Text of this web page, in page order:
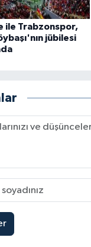
ile Trabzonspor,
jübilesi